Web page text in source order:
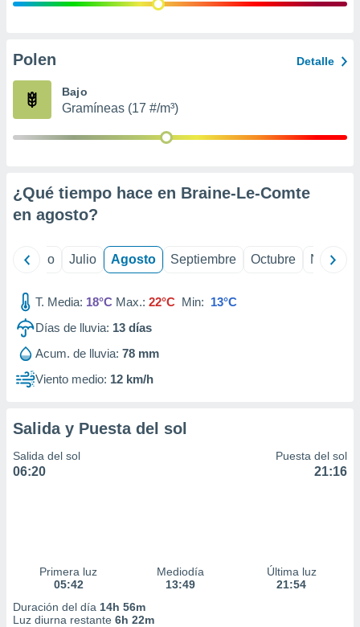
publicidad
de
Polen Detalle
Bajo
Gramíneas (17 #/m³)
¿Qué tiempo hace en Braine-Le-Comte
en agosto?
Junio Julio Agosto Septiembre Octubre
T. Media: 18°C Max.: 22°C Min: 13°C
Días de lluvia: 13 días
Acum. de lluvia: 78 mm
Viento medio: 12 km/h
Salida y Puesta del sol
Salida del sol
06:20
Puesta del sol
21:16
Primera luz
05:42
Mediodía
13:49
Última luz
21:54
Duración del día 14h 56m
Luz diurna restante 6h 22m